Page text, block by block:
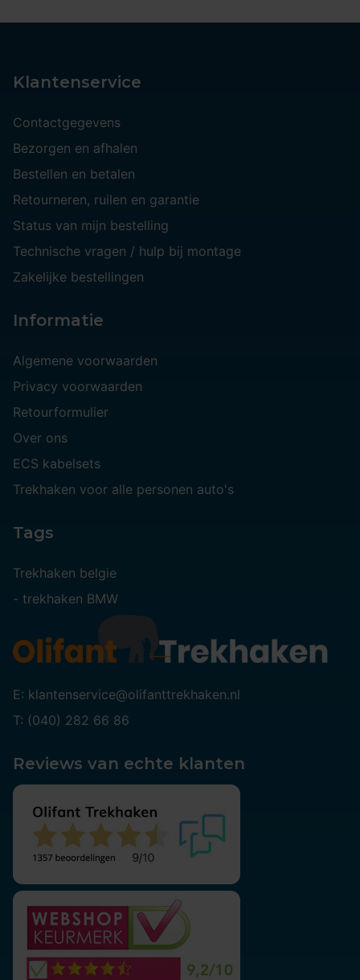
Klantenservice
Contactgegevens
Bezorgen en afhalen
Bestellen en betalen
Retourneren, ruilen en garantie
Status van mijn bestelling
Technische vragen / hulp bij montage
Zakelijke bestellingen
Informatie
Algemene voorwaarden
Privacy voorwaarden
Retourformulier
Over ons
ECS kabelsets
Trekhaken voor alle personen auto's
Tags
Trekhaken belgie
- trekhaken BMW
E: klantenservice@olifanttrekhaken.nl
T: (040) 282 66 86
Reviews van echte klanten